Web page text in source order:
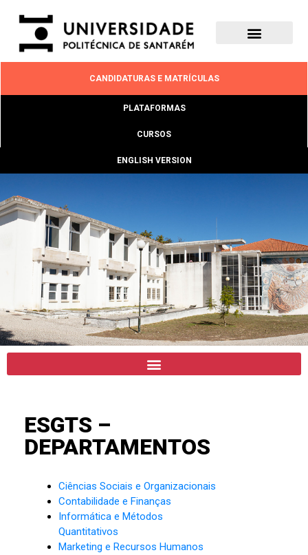
CANDIDATURAS E MATRÍCULAS
PLATAFORMAS
CURSOS
ENGLISH VERSION
SUPERIOR DE
GESTÃO E
TECNOLOGIA
SANTARÉM
ESGTS –
DEPARTAMENTOS
Ciências Sociais e Organizacionais
Contabilidade e Finanças
Informática e Métodos
Quantitativos
Marketing e Recursos Humanos